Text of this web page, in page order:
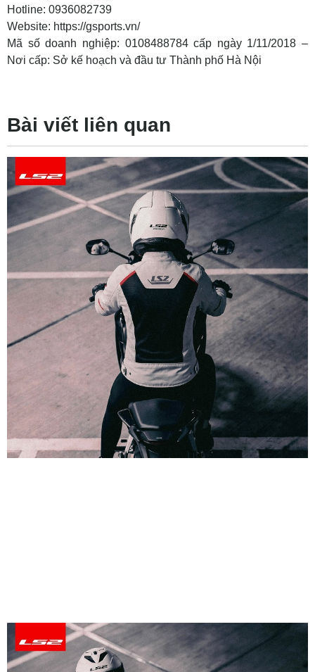
Hotline: 0936082739
Website: https://gsports.vn/
Mã số doanh nghiệp: 0108488784 cấp ngày 1/11/2018 –
Nơi cấp: Sở kế hoạch và đầu tư Thành phố Hà Nội
Bài viết liên quan